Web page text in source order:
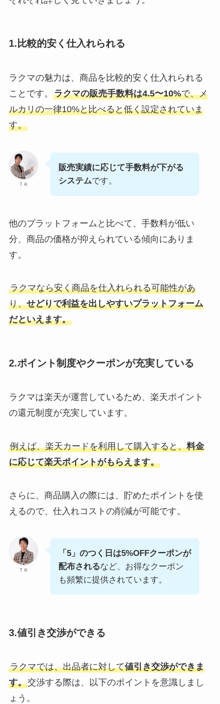
1.比較的安く仕入れられる
ラクマの魅力は、商品を比較的安く仕入れられる
ことです。 ラクマの販売手数料は4.5〜10%で、メ
ルカリの一律10%と比べると低く設定されていま
す。
ＴＫ
販売実績に応じて手数料が下がる
システムです。
他のプラットフォームと比べて、手数料が低い
分、商品の価格が抑えられている傾向にありま
す。
ラクマなら安く商品を仕入れられる可能性があ
り、せどりで利益を出しやすいプラットフォーム
だといえます。
2.ポイント制度やクーポンが充実している
ラクマは楽天が運営しているため、楽天ポイント
の還元制度が充実しています。
例えば、楽天カードを利用して購入すると、料金
に応じて楽天ポイントがもらえます。
さらに、商品購入の際には、貯めたポイントを使
えるので、仕入れコストの削減が可能です。
ＴＫ
「5」のつく日は5%OFFクーポンが
配布されるなど、お得なクーポン
も頻繁に提供されています。
3.値引き交渉ができる
ラクマでは、出品者に対して値引き交渉ができま
す。交渉する際は、以下のポイントを意識しまし
ょう。